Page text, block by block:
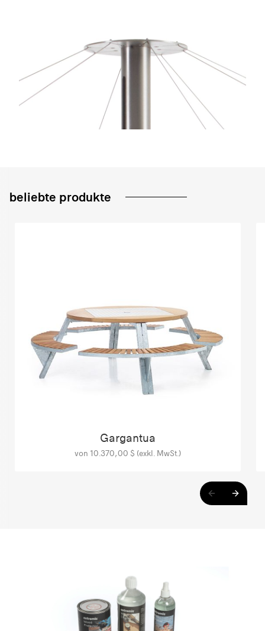
beliebte produkte
Gargantua
von 10.370,00 $ (exkl. MwSt.)